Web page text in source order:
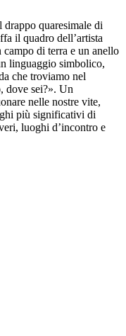
quaresimale di
il quadro dell’artista
di terra e un anello
linguaggio simbolico,
che troviamo nel
dove sei?». Un
nelle nostre vite,
più significativi di
luoghi d’incontro e